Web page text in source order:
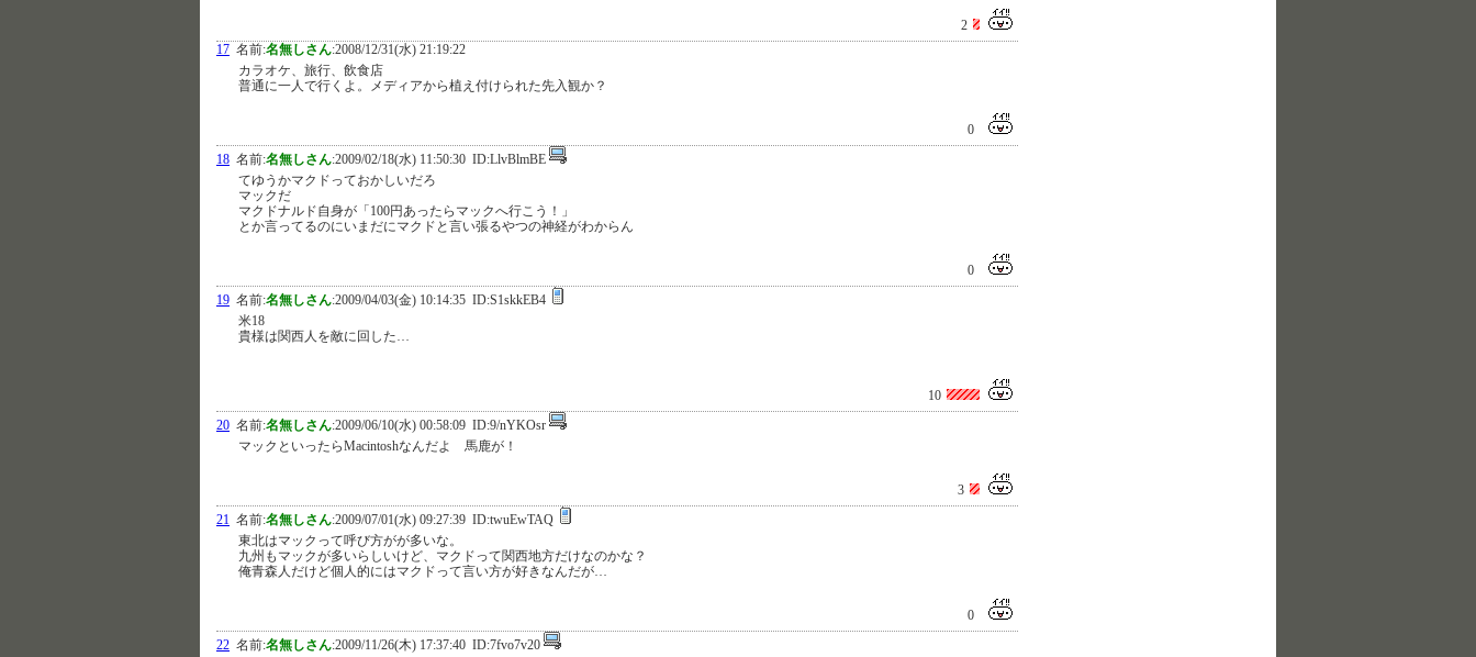
2
17 名前:名無しさん:2008/12/31(水) 21:19:22
カラオケ、旅行、飲食店
普通に一人で行くよ。メディアから植え付けられた先入観か？
0
18 名前:名無しさん:2009/02/18(水) 11:50:30 ID:LlvBlmBE
てゆうかマクドっておかしいだろ
マックだ
マクドナルド自身が「100円あったらマックへ行こう！」
とか言ってるのにいまだにマクドと言い張るやつの神経がわからん
0
19 名前:名無しさん:2009/04/03(金) 10:14:35 ID:S1skkEB4
米18
貴様は関西人を敵に回した…
10
20 名前:名無しさん:2009/06/10(水) 00:58:09 ID:9/nYKOsr
マックといったらMacintoshなんだよ 馬鹿が！
3
21 名前:名無しさん:2009/07/01(水) 09:27:39 ID:twuEwTAQ
東北はマックって呼び方がが多いな。
九州もマックが多いらしいけど、マクドって関西地方だけなのかな？
俺青森人だけど個人的にはマクドって言い方が好きなんだが…
0
22 名前:名無しさん:2009/11/26(木) 17:37:40 ID:7fvo7v20